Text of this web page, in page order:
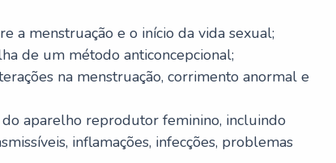
a menstruação e o início da vida sexual;
de um método anticoncepcional;
na menstruação, corrimento anormal e
aparelho reprodutor feminino, incluindo
inflamações, infecções, problemas